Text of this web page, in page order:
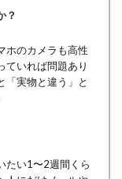
？
ホのカメラも高性
ていれば問題あり
「実物と違う」と
たい1〜2週間くら